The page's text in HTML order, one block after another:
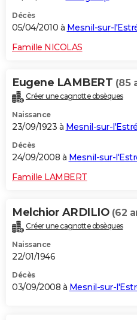
Décès
05/04/2010 à Mesnil-sur-
Famille NICOLAS
Eugene LAMBERT (85
Créer une cagnotte obsèques
Naissance
23/09/1923 à Mesnil-sur-
Décès
24/09/2008 à Mesnil-sur-
Famille LAMBERT
Melchior ARDILIO (62
Créer une cagnotte obsèques
Naissance
22/01/1946
Décès
03/09/2008 à Mesnil-sur-